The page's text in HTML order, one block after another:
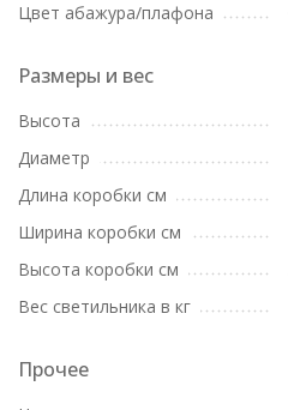
Цвет абажура/плафона
Размеры и вес
Высота
Диаметр
Длина коробки см
Ширина коробки см
Высота коробки см
Вес светильника в кг
Прочее